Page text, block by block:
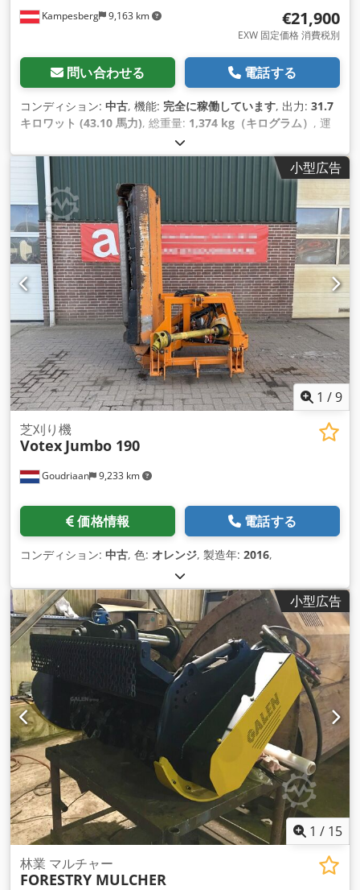
Kampesberg 9,163 km €21,900
EXW 固定価格 消費税別
問い合わせる 電話する
コンディション: 中古, 機能: 完全に稼働しています, 出力: 31.7
キロワット (43.10 馬力), 総重量: 1,374 kg（キログラム） , 運
1,374 kg（キログラム）
小型広告
1 /9
Goudriaan 9,233 km
芝刈り機
Votex Jumbo 190
価格情報 電話する
コンディション: 中古, 色: オレンジ, 製造年: 2016,
小型広告
1 / 15
林業 マルチャー
FORESTRY MULCHER